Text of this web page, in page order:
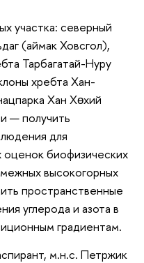
участка: северный
(аймак Ховсгол),
Тарбагатай-Нуру
хребта Хан-
Хан Хөхий
— получить
для
биофизических
высокогорных
пространственные
углерода и азота в
градиентам.
м.н.с. Петржик